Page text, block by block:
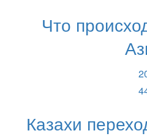
Что
Казахи